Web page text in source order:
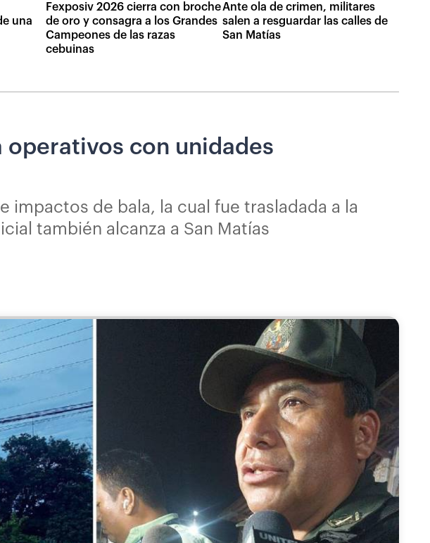
una
Fexposiv 2026 cierra con broche
de oro y consagra a los Grandes
Campeones de las razas
cebuinas
Ante ola de crimen, militares
salen a resguardar las calles de
San Matías
operativos con unidades
de bala, la cual fue trasladada a la
también alcanza a San Matías